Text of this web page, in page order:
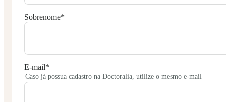
Sobrenome*
E-mail*
Caso já possua cadastro na Doctoralia, utilize o mesmo e-mail